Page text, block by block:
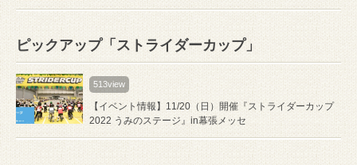
ピックアップ「ストライダーカップ」
513view
【イベント情報】11/20（日）開催『ストライダーカップ
2022 うみのステージ』in幕張メッセ